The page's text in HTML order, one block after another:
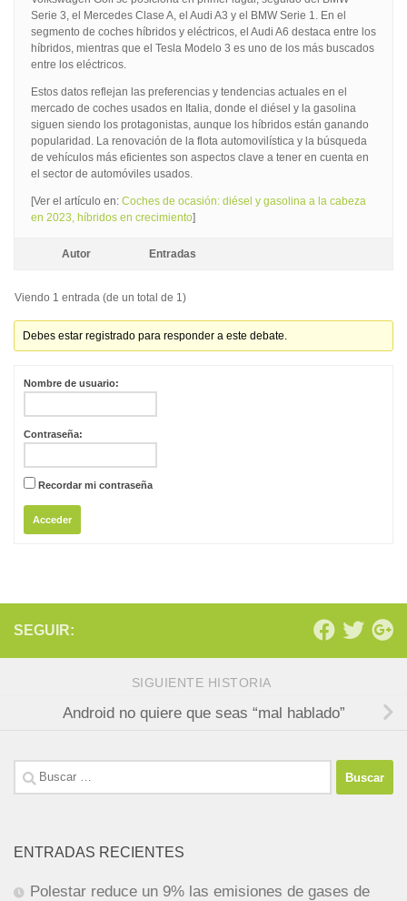
Serie 3, el Mercedes Clase A, el Audi A3 y el BMW Serie 1. En el
segmento de coches híbridos y eléctricos, el Audi A6 destaca entre los
híbridos, mientras que el Tesla Modelo 3 es uno de los más buscados
entre los eléctricos.
Estos datos reflejan las preferencias y tendencias actuales en el
mercado de coches usados en Italia, donde el diésel y la gasolina
siguen siendo los protagonistas, aunque los híbridos están ganando
popularidad. La renovación de la flota automovilística y la búsqueda
de vehículos más eficientes son aspectos clave a tener en cuenta en
el sector de automóviles usados.
[Ver el artículo en: Coches de ocasión: diésel y gasolina a la cabeza
en 2023, híbridos en crecimiento]
Autor Entradas
Viendo 1 entrada (de un total de 1)
Debes estar registrado para responder a este debate.
Nombre de usuario:
Contraseña:
Recordar mi contraseña
Acceder
SEGUIR:
SIGUIENTE HISTORIA
Android no quiere que seas “mal hablado”
Buscar:
ENTRADAS RECIENTES
Polestar reduce un 9% las emisiones de gases de